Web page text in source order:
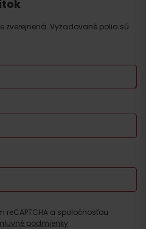
zverejnená. Vyžadované polia sú
a spoločnosťou
podmienky